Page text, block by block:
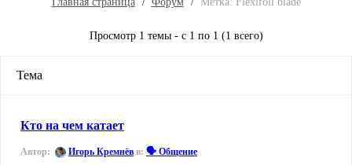
Просмотр 1 темы - с 1 по 1 (1 всего)
Тема
Кто на чем катает
Автор: Игорь Кремнёв в: 🗣️ Общение